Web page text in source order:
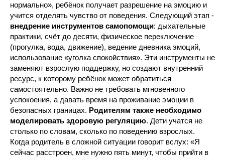
нормально», ребёнок получает разрешение на эмоцию и
учится отделять чувство от поведения. Следующий этап -
внедрение инструментов самопомощи: дыхательные
практики, счёт до десяти, физическое переключение
(прогулка, вода, движение), ведение дневника эмоций,
использование «уголка спокойствия». Эти инструменты не
заменяют взрослую поддержку, но создают внутренний
ресурс, к которому ребёнок может обратиться
самостоятельно. Важно не требовать мгновенного
успокоения, а давать время на проживание эмоции в
безопасных границах. Родителям также необходимо
моделировать здоровую регуляцию. Дети учатся не
столько по словам, сколько по поведению взрослых.
Когда родитель в сложной ситуации говорит вслух: «Я
сейчас расстроен, мне нужно пять минут, чтобы прийти в